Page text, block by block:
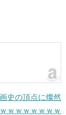
史の頂点に燦然
ｗｗｗｗｗｗｗ